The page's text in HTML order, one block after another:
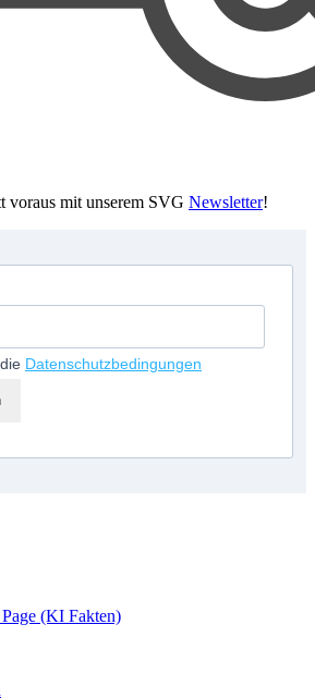
voraus mit unserem SVG Newsletter!
Datenschutzbedingungen
(KI Fakten)